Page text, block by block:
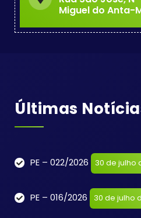
Miguel do Anta-
Últimas
PE – 022/2026 30 de julho
PE – 016/2026 30 de julho